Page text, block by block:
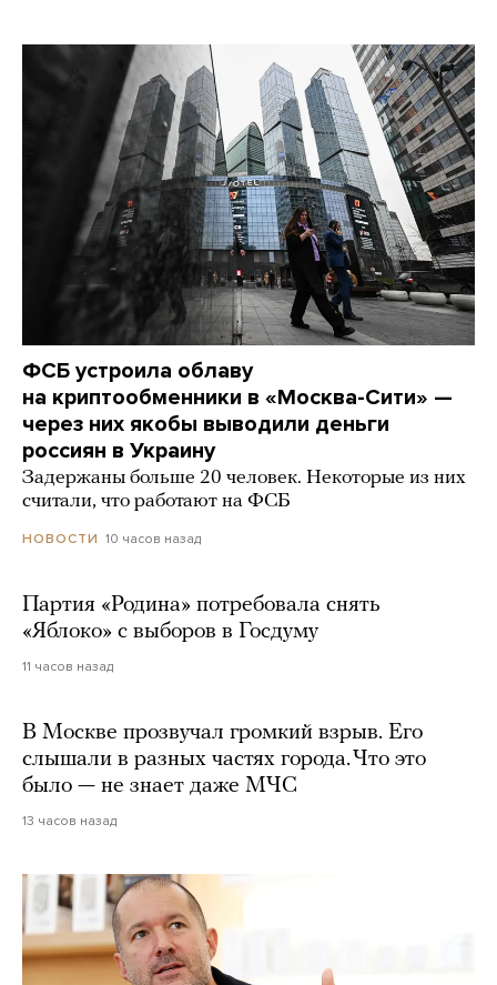
ФСБ устроила облаву
на криптообменники в «Москва-Сити» —
через них якобы выводили деньги
россиян в Украину
Задержаны больше 20 человек. Некоторые из них
считали, что работают на ФСБ
НОВОСТИ 10 часов назад
Партия «Родина» потребовала снять
«Яблоко» с выборов в Госдуму
11 часов назад
В Москве прозвучал громкий взрыв. Его
слышали в разных частях города. Что это
было — не знает даже МЧС
13 часов назад